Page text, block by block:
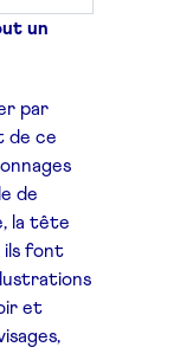
un
par
de ce
de
la tête
ils font
et